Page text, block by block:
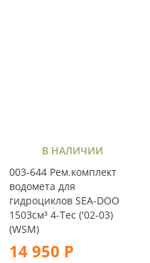
В НАЛИЧИИ
003-644 Рем.комплект
водомета для
гидроциклов SEA-DOO
1503см³ 4-Tec ('02-03)
(WSM)
14 950 Р